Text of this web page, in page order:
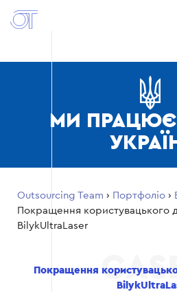
МИ
Outsourcing Team › Портфоліо ›
Покращення користувацького
BilykUltraLaser
Покращення